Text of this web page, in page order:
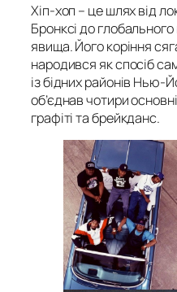
Хіп-хоп – це шлях від
Бронксі до
явища. Його коріння
народився як спосіб
із бідних районів Нью-
об’єднав чотири
графіті та брейкданс.